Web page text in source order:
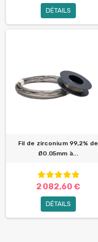
DÉTAILS
Fil de zirconium 99,2% de
Ø0.05mm à...
2 082,60 €
DÉTAILS